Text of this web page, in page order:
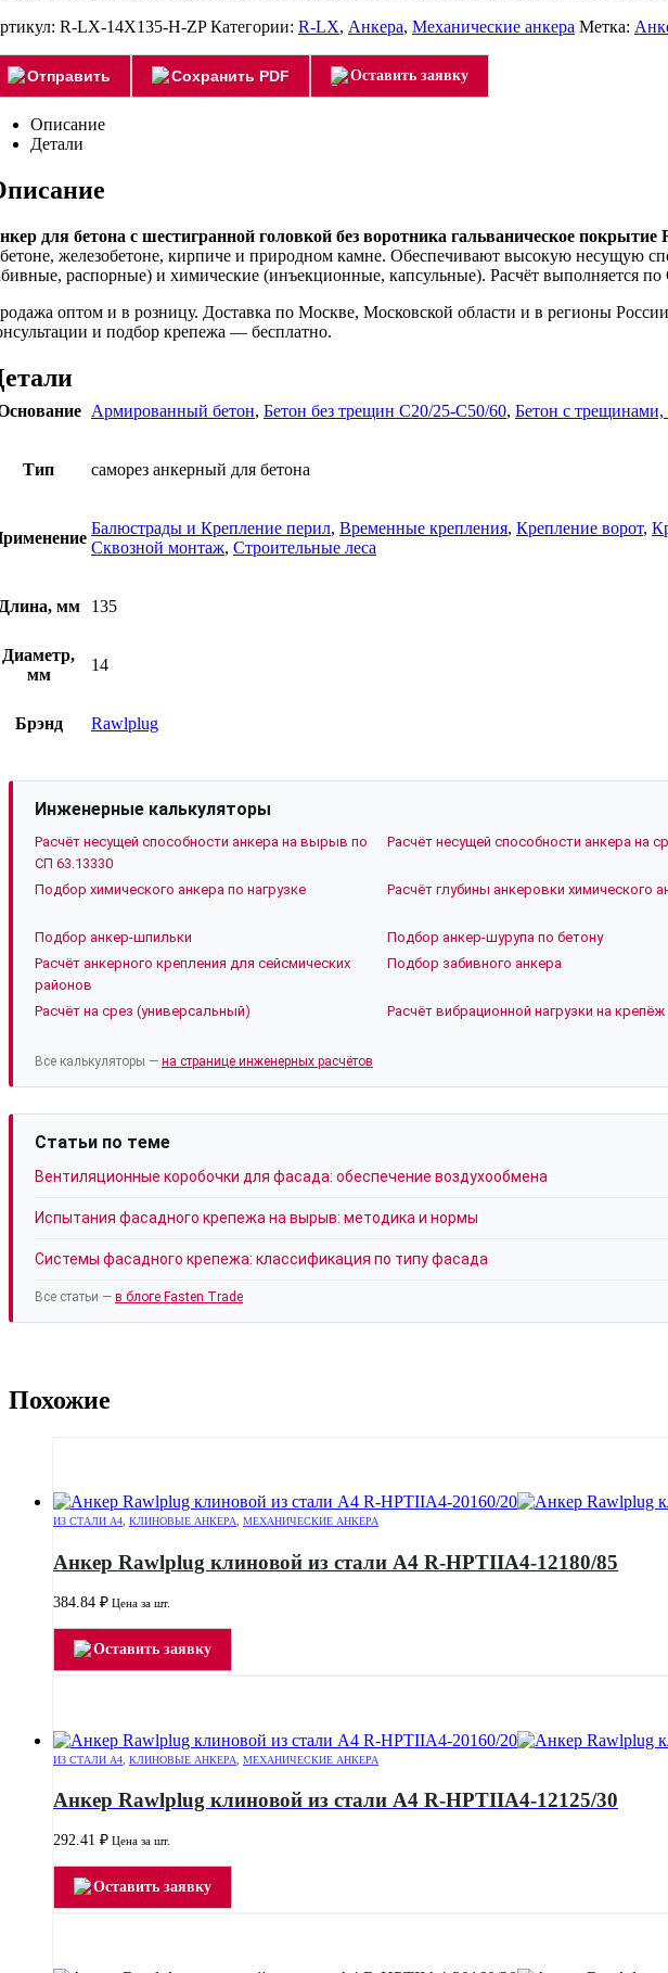
R-LX-14X135-H-ZP Категории: R-LX, Анкера, Механические анкера Метка:
Отправить Сохранить PDF Оставить заявку
Описание
Детали
для бетона с шестигранной головкой без воротника гальваническое
железобетоне, кирпиче и природном камне. Обеспечивают высокую несущую
распорные) и химические (инъекционные, капсульные). Расчёт выполняется
оптом и в розницу. Доставка по Москве, Московской области и в регионы
и подбор крепежа — бесплатно.
Армированный бетон, Бетон без трещин C20/25-C50/60, Бетон с трещинами,
Тип саморез анкерный для бетона
Балюстрады и Крепление перил, Временные крепления, Крепление ворот,
Сквозной монтаж, Строительные леса
мм 135
Диаметр,
мм
14
Брэнд Rawlplug
Инженерные калькуляторы
Расчёт несущей способности анкера на вырыв по
СП 63.13330
Расчёт несущей способности анкера на
Подбор химического анкера по нагрузке Расчёт глубины анкеровки химического
Подбор анкер-шпильки
Подбор анкер-шурупа по бетону
Расчёт анкерного крепления для сейсмических
районов
Подбор забивного анкера
Расчёт на срез (универсальный) Расчёт вибрационной нагрузки на крепёж
Все калькуляторы — на странице инженерных расчётов
Статьи по теме
Вентиляционные коробочки для фасада: обеспечение воздухообмена
Испытания фасадного крепежа на вырыв: методика и нормы
Системы фасадного крепежа: классификация по типу фасада
Все статьи — в блоге Fasten Trade
Похожие
ИЗ СТАЛИ А4, КЛИНОВЫЕ АНКЕРА, МЕХАНИЧЕСКИЕ АНКЕРА
Анкер Rawlplug клиновой из стали А4 R-HPTIIA4-12180/85
384.84 ₽ Цена за шт.
Оставить заявку
ИЗ СТАЛИ А4 КЛИНОВЫЕ АНКЕРА МЕХАНИЧЕСКИЕ АНКЕРА
Анкер Rawlplug клиновой из стали А4 R-HPTIIA4-12125/30
292.41 ₽ Цена за шт.
Оставить заявку